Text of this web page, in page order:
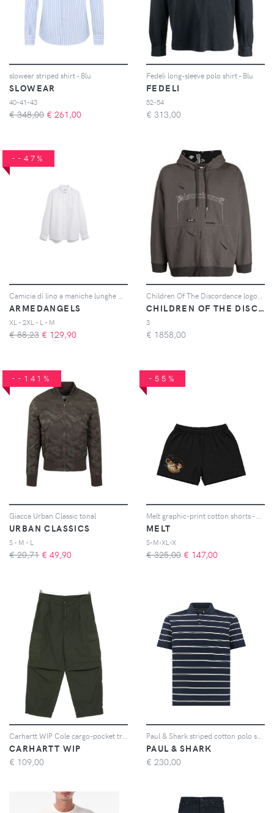
slowear striped shirt - Blu
SLOWEAR
40-41-43
€ 348,00 € 261,00
Fedeli long-sleeve polo shirt - Blu
FEDELI
52-54
€ 313,00
--47%
ARMEDANGELS
XL - 2XL - L - M
€ 88,23 € 129,90
CHILDREN OF THE DISCORDANCE
3
€ 1858,00
--141%
Giacca Urban Classic tonal
URBAN CLASSICS
S - M - L
€ 20,71 € 49,90
-55%
MELT
S-M-XL-X
€ 325,00 € 147,00
CARHARTT WIP
€ 109,00
PAUL & SHARK
€ 230,00